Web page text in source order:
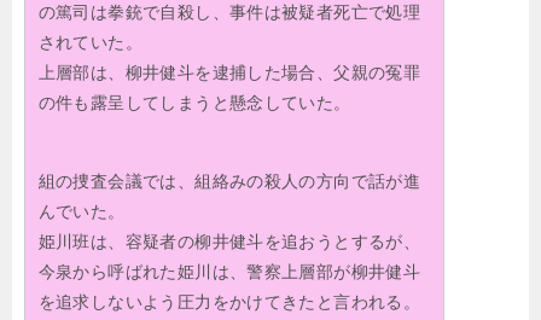
の篤司は拳銃で自殺し、事件は被疑者死亡で処理
されていた。
上層部は、柳井健斗を逮捕した場合、父親の冤罪
の件も露呈してしまうと懸念していた。
組の捜査会議では、組絡みの殺人の方向で話が進
んでいた。
姫川班は、容疑者の柳井健斗を追おうとするが、
今泉から呼ばれた姫川は、警察上層部が柳井健斗
を追求しないよう圧力をかけてきたと言われる。